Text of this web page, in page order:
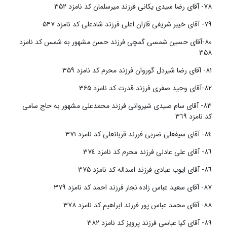
٧٨- آقای رضا سیدی یکانی فرزند میرسلمان کد نامزد ۳۵۲
٧٩- آقای خیبر شریفی قازان اعلی فرزند شادعلی کد نامزد ۵۴۷
٨٠-آقای حسین شمسی گمچی فرزند حسن مشهور به شمس کد نامزد
۳۵۸
٨١- آقای رضا شیردل گوروان فرزند محرم کد نامزد ۳۵۹
٨٢-آقای وحید صفری فرزند قدرت کد نامزد ۳۶۵
٨٣- آقای سام صیدی شیروانی فرزند محمدعلی مشهور به حاج سامی
کد نامزد ٣٦٩
٨٤- آقای سیفعلی ضربی فرزند قربانعلی کد نامزد ٣٧١
٨٦- آقای علی عادلی فرزند محرم کد نامزد ٣٧٤
٨٦- آقای ایوب عبادی فرزند اسداله کد نامزد ۳۷۵
٨٧- آقای سعید عباس زاده نجار فرزند احمد کد نامزد ٣٧٩
٨٨- آقای محمد عباس پور فرزند ابراهیم کد نامزد ٣٧٨
٨٩- آقای کیا عباسی فرزند پرویز کد نامزد ٣٨٢